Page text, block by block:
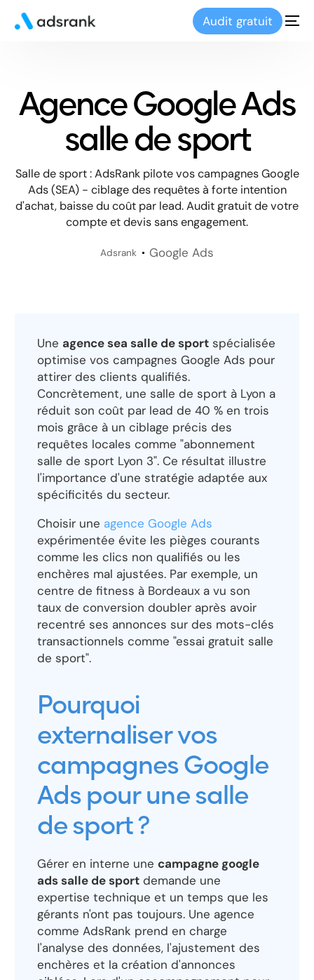
Audit gratuit
Agence Google Ads
salle de sport
Salle de sport : AdsRank pilote vos campagnes Google
Ads (SEA) - ciblage des requêtes à forte intention
d'achat, baisse du coût par lead. Audit gratuit de votre
compte et devis sans engagement.
Adsrank Google Ads
Une agence sea salle de sport spécialisée
optimise vos campagnes Google Ads pour
attirer des clients qualifiés.
Concrètement, une salle de sport à Lyon a
réduit son coût par lead de 40 % en trois
mois grâce à un ciblage précis des
requêtes locales comme "abonnement
salle de sport Lyon 3". Ce résultat illustre
l'importance d'une stratégie adaptée aux
spécificités du secteur.
Choisir une agence Google Ads
expérimentée évite les pièges courants
comme les clics non qualifiés ou les
enchères mal ajustées. Par exemple, un
centre de fitness à Bordeaux a vu son
taux de conversion doubler après avoir
recentré ses annonces sur des mots-clés
transactionnels comme "essai gratuit salle
de sport".
Pourquoi
externaliser vos
campagnes Google
Ads pour une salle
de sport ?
Gérer en interne une campagne google
ads salle de sport demande une
expertise technique et un temps que les
gérants n'ont pas toujours. Une agence
comme AdsRank prend en charge
l'analyse des données, l'ajustement des
enchères et la création d'annonces